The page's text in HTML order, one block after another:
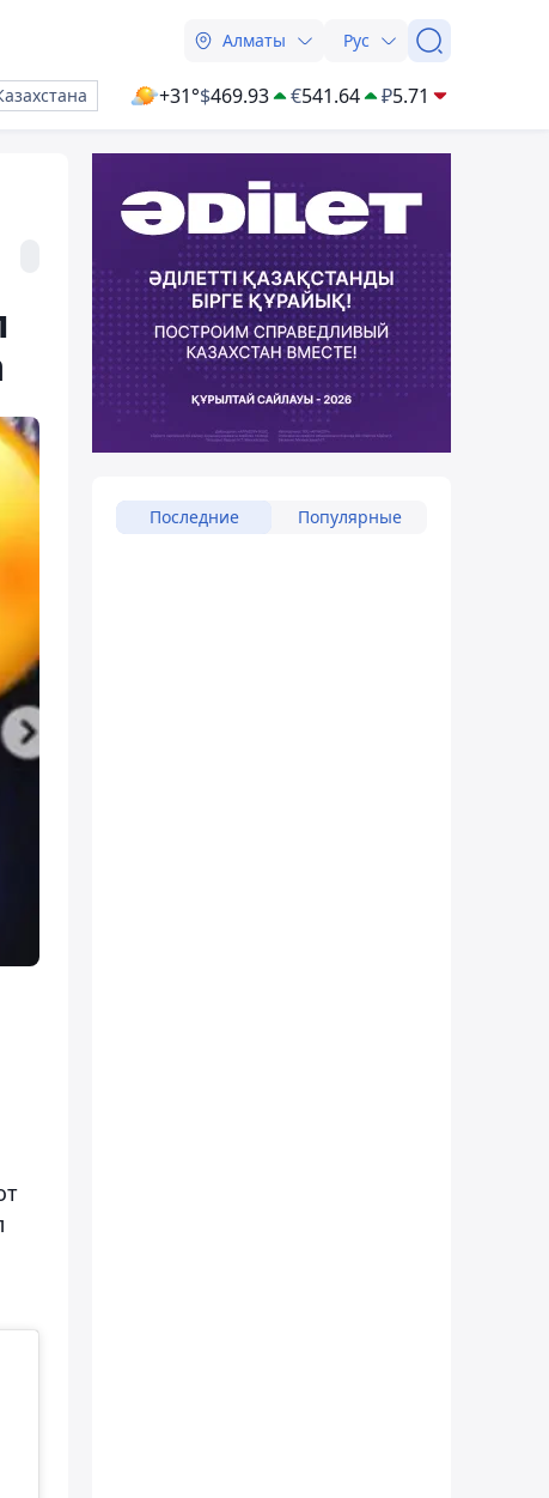
Алматы Рус
+31°$469.93 €541.64 ₽5.71
Последние Популярные